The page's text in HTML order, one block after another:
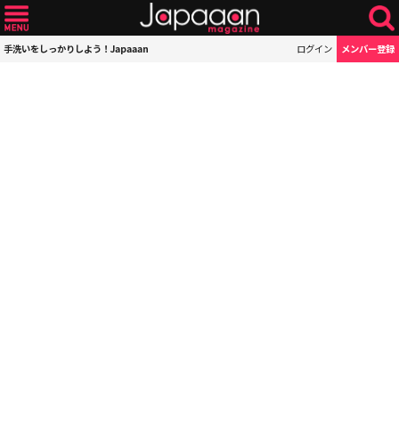
手洗いをしっかりしよう！Japaaan ログイン メンバー登録